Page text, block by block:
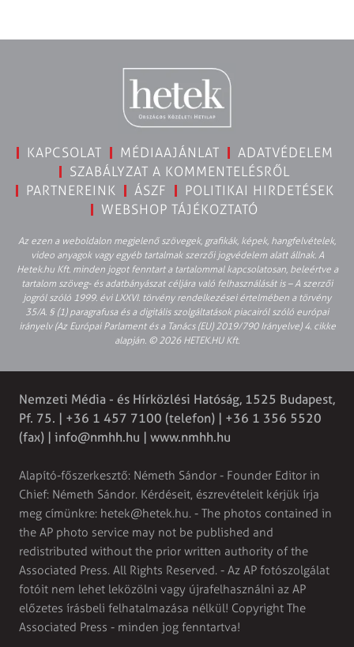
KAPCSOLAT MÉDIAAJÁNLAT
ADATVÉDELEM
SZABÁLYZAT A KOMMENTELÉSRŐL
PARTNEREINK
ÁSZF
POLITIKAI HIRDETÉSEK
WEBSHOP TÁJÉKOZTATÓ
Az ezen a weboldalon megjelenő szövegek, grafikák, képek, hangfelvételek,
video anyagok vagy egyéb tartalmak szerzői jogvédelem alatt állnak. A
Hetek.hu Kft. minden jogot fenntart a tartalommal kapcsolatosan, beleértve a
tartalom szöveg- és adatbányászat céljára való felhasználását is – A szerzői
jogról szóló 1999. évi LXXVI. törvény rendelkezései értelmében a törvény
35/A. § (1) paragrafusa és a digitális szolgáltatások piacairól szóló európai
irányelv (Az Európai Parlament és a Tanács (EU) 2019/790 Irányelve) 4. cikke
alapján. © 2026 HETEK.HU Kft.
Nemzeti Média - és Hírközlési Hatóság, 1525 Budapest,
Pf. 75. | +36 1 457 7100 (telefon) | +36 1 356 5520
(fax) | info@nmhh.hu | www.nmhh.hu
Alapító-főszerkesztő: Németh Sándor - Founder Editor in
Chief: Németh Sándor. Kérdéseit, észrevételeit kérjük írja
meg címünkre: hetek@hetek.hu. - The photos contained in
the AP photo service may not be published and
redistributed without the prior written authority of the
Associated Press. All Rights Reserved. - Az AP fotószolgálat
fotóit nem lehet leközölni vagy újrafelhasználni az AP
előzetes írásbeli felhatalmazása nélkül! Copyright The
Associated Press - minden jog fenntartva!